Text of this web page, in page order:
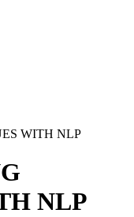
WITH NLP
NLP